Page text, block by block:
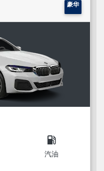
豪华
local_gas_station
汽油